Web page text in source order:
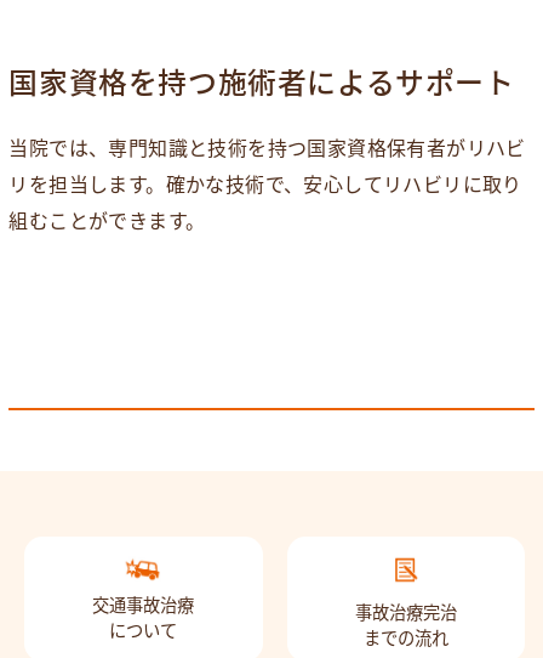
国家資格を持つ施術者によるサポート
当院では、専門知識と技術を持つ国家資格保有者がリハビ
リを担当します。確かな技術で、安心してリハビリに取り
組むことができます。
交通事故治療
について
事故治療完治
までの流れ